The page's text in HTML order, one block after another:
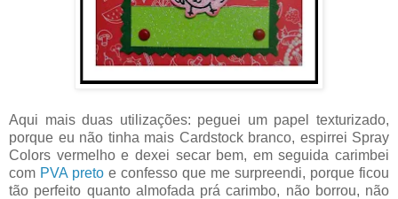
Aqui mais duas utilizações: peguei um papel texturizado,
porque eu não tinha mais Cardstock branco, espirrei Spray
Colors vermelho e dexei secar bem, em seguida carimbei
com PVA preto e confesso que me surpreendi, porque ficou
tão perfeito quanto almofada prá carimbo, não borrou, não